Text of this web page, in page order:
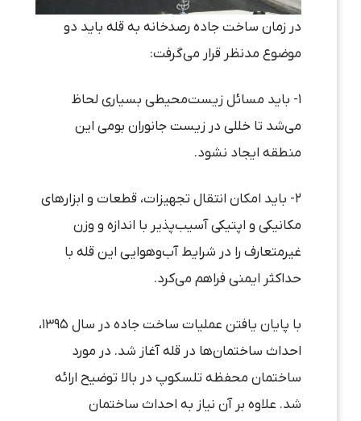
در زمان ساخت جاده رصدخانه به قله باید دو
موضوع مدنظر قرار می‌گرفت:
۱- باید مسائل زیست‌محیطی بسیاری لحاظ
می‌شد تا خللی در زیست جانوران بومی این
منطقه ایجاد نشود.
۲- باید امکان انتقال تجهیزات، قطعات و ابزارهای
مکانیکی و اپتیکی آسیب‌پذیر با اندازه و وزن
غیرمتعارف را در شرایط آب‌وهوایی این قله با
حداکثر ایمنی فراهم می‌کرد.
با پایان یافتن عملیات ساخت جاده در سال ۱۳۹۵،
احداث ساختمان‌ها در قله آغاز شد. در مورد
ساختمان محفظه تلسکوپ در بالا توضیح ارائه
شد. علاوه بر آن نیاز به احداث ساختمان